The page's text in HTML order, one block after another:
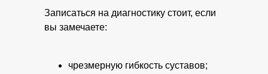
Записаться на диагностику стоит, если
вы замечаете:
чрезмерную гибкость суставов;